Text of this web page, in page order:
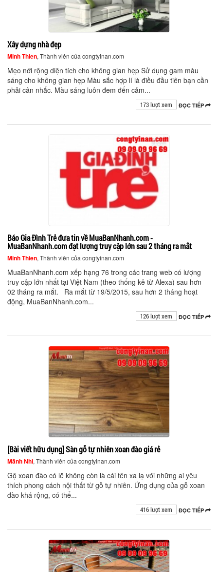
Xây dựng nhà đẹp
Minh Thien, Thành viên của congtyinan.com
Mẹo nới rộng diện tích cho không gian hẹp Sử dụng gam màu
sáng cho không gian hẹp Màu sắc hợp lí là điều đầu tiên bạn cần
phải cân nhắc. Màu sáng luôn đem đến cảm...
ĐỌC TIẾP
173 lượt xem
Báo Gia Đình Trẻ đưa tin về MuaBanNhanh.com -
MuaBanNhanh.com đạt lượng truy cập lớn sau 2 tháng ra mắt
Minh Thien, Thành viên của congtyinan.com
MuaBanNhanh.com xếp hạng 76 trong các trang web có lượng
truy cập lớn nhất tại Việt Nam (theo thống kê từ Alexa) sau hơn
02 tháng ra mắt. Ra mắt từ 19/5/2015, sau hơn 2 tháng hoạt
động, MuaBanNhanh.com...
ĐỌC TIẾP
126 lượt xem
[Bài viết hữu dụng] Sàn gỗ tự nhiên xoan đào giá rẻ
Mãnh Nhi, Thành viên của congtyinan.com
Gộ xoan đào có lẽ không còn là cái tên xa lạ với những ai yêu
thích phong cách nội thất từ gỗ tự nhiên. Ứng dụng của gỗ xoan
đào khá rộng, có thể...
ĐỌC TIẾP
416 lượt xem